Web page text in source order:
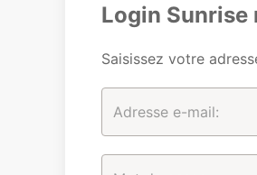
Login Sunrise
Saisissez votre